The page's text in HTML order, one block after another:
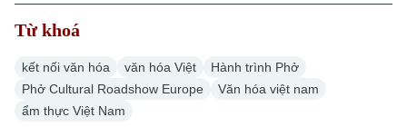
Từ khoá
kết nối văn hóa văn hóa Việt
Hành trình Phở
Phở Cultural Roadshow Europe
Văn hóa việt nam
ẩm thực Việt Nam